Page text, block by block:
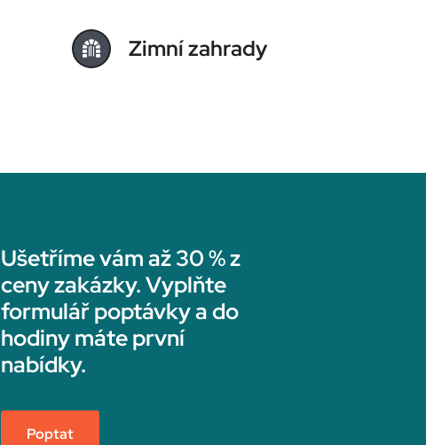
Zimní zahrady
Ušetříme vám až 30 % z
ceny zakázky. Vyplňte
formulář poptávky a do
hodiny máte první
nabídky.
Poptat